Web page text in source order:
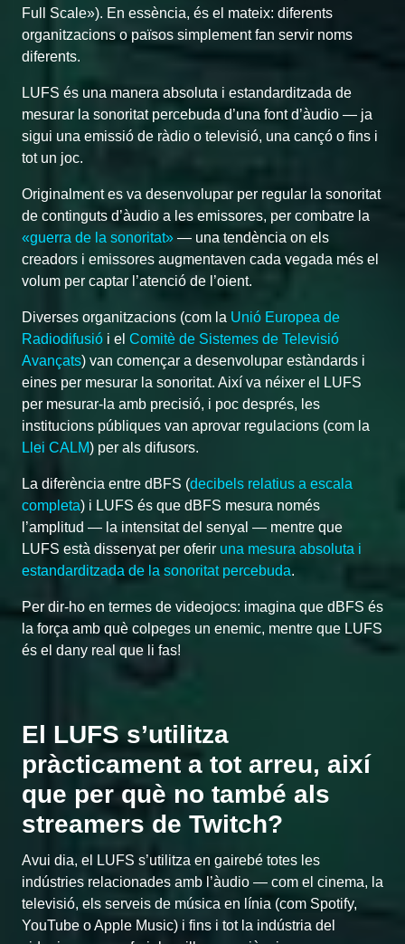
Full Scale»). En essència, és el mateix: diferents
organitzacions o països simplement fan servir noms
diferents.
LUFS és una manera absoluta i estandarditzada de
mesurar la sonoritat percebuda d’una font d’àudio — ja
sigui una emissió de ràdio o televisió, una cançó o fins i
tot un joc.
Originalment es va desenvolupar per regular la sonoritat
de continguts d’àudio a les emissores, per combatre la
«guerra de la sonoritat» — una tendència on els
creadors i emissores augmentaven cada vegada més el
volum per captar l’atenció de l’oient.
Diverses organitzacions (com la Unió Europea de
Radiodifusió i el Comitè de Sistemes de Televisió
Avançats) van començar a desenvolupar estàndards i
eines per mesurar la sonoritat. Així va néixer el LUFS
per mesurar-la amb precisió, i poc després, les
institucions públiques van aprovar regulacions (com la
Llei CALM) per als difusors.
La diferència entre dBFS (decibels relatius a escala
completa) i LUFS és que dBFS mesura només
l’amplitud — la intensitat del senyal — mentre que
LUFS està dissenyat per oferir una mesura absoluta i
estandarditzada de la sonoritat percebuda.
Per dir-ho en termes de videojocs: imagina que dBFS és
la força amb què colpeges un enemic, mentre que LUFS
és el dany real que li fas!
El LUFS s’utilitza
pràcticament a tot arreu, així
que per què no també als
streamers de Twitch?
Avui dia, el LUFS s’utilitza en gairebé totes les
indústries relacionades amb l’àudio — com el cinema, la
televisió, els serveis de música en línia (com Spotify,
YouTube o Apple Music) i fins i tot la indústria del